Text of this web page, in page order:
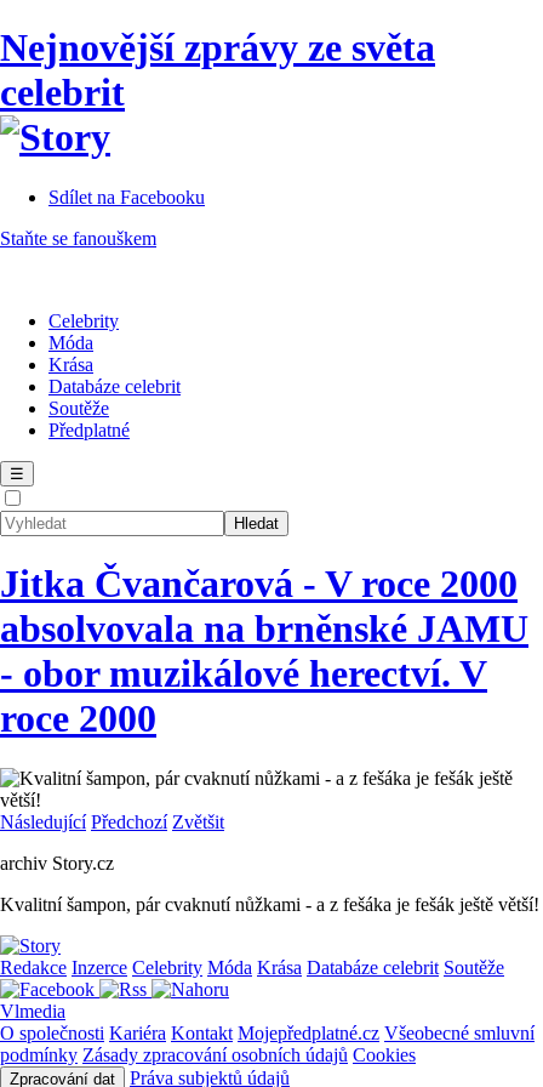
Nejnovější zprávy ze světa
celebrit
Sdílet na Facebooku
Staňte se fanouškem
Celebrity
Móda
Krása
Databáze celebrit
Soutěže
Předplatné
☰
Jitka Čvančarová - V roce 2000
absolvovala na brněnské JAMU
- obor muzikálové herectví. V
roce 2000
Následující Předchozí Zvětšit
archiv Story.cz
Kvalitní šampon, pár cvaknutí nůžkami - a z fešáka je fešák ještě větší!
Redakce Inzerce Celebrity Móda Krása Databáze celebrit Soutěže
Vlmedia
O společnosti Kariéra Kontakt Mojepředplatné.cz Všeobecné smluvní
podmínky Zásady zpracování osobních údajů Cookies
Zpracování dat Práva subjektů údajů